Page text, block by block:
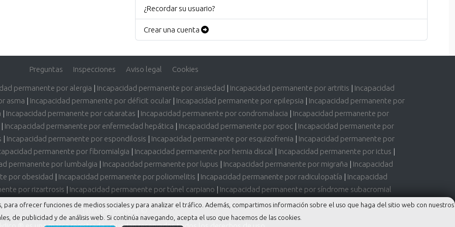
¿Recordar su usuario?
Crear una cuenta
Preguntas Inspecciones Aviso legal Cookies
para ofrecer funciones de medios sociales y para analizar el tráfico. Además, compartimos información sobre el uso que haga del sitio web con nuestros
de publicidad y de análisis web. Si continúa navegando, acepta el uso que hacemos de las cookies.
permanente por alergia | Incapacidad permanente por ansiedad | Incapacidad permanente por artritis | Incapacidad
asma | Incapacidad permanente por déficit ocular | Incapacidad permanente por epilepsia | Incapacidad permanente por
| Incapacidad permanente por cataratas | Incapacidad permanente por condromalacia | Incapacidad permanente por
| Incapacidad permanente por enfermedad hepática | Incapacidad permanente por epoc| Incapacidad permanente por
| Incapacidad permanente por espondilosis | Incapacidad permanente por esquizofrenia | Incapacidad permanente por
permanente por fibromialgia | Incapacidad permanente por hernia discal | Incapacidad permanente por ictus |
permanente por lumbalgia | Incapacidad permanente por lupus | Incapacidad permanente por migraña | Incapacidad
por obesidad | Incapacidad permanente por poliomelitis | Incapacidad permanente por radiculopatía | Incapacidad
por rizartrosis | Incapacidad permanente por túnel carpiano | Incapacidad permanente por síndrome subacromial
Tribunal Médico ©